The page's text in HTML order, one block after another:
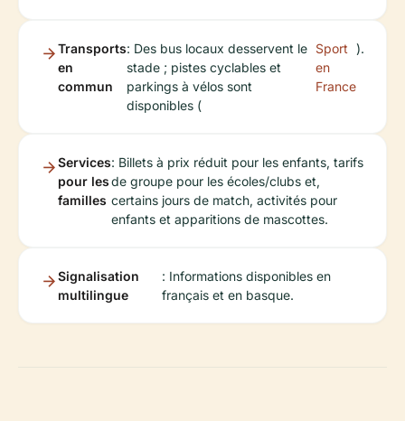
Transports
en
commun
: Des bus locaux desservent le
stade ; pistes cyclables et
parkings à vélos sont
disponibles (
Sport
en
France
).
Services
pour les
familles
: Billets à prix réduit pour les enfants, tarifs
de groupe pour les écoles/clubs et,
certains jours de match, activités pour
enfants et apparitions de mascottes.
Signalisation
multilingue
: Informations disponibles en
français et en basque.